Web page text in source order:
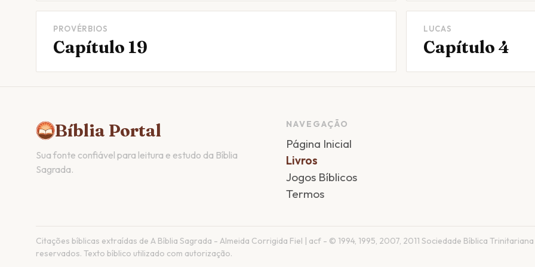
PROVÉRBIOS
Capítulo 19
LUCAS
Capítulo 4
Bíblia Portal
Sua fonte confiável para leitura e estudo da Bíblia
Sagrada.
NAVEGAÇÃO
Página Inicial
Livros
Jogos Bíblicos
Termos
Citações bíblicas extraídas de A Bíblia Sagrada - Almeida Corrigida Fiel | acf - © 1994, 1995, 2007, 2011 Sociedade Bíblica
reservados. Texto bíblico utilizado com autorização.